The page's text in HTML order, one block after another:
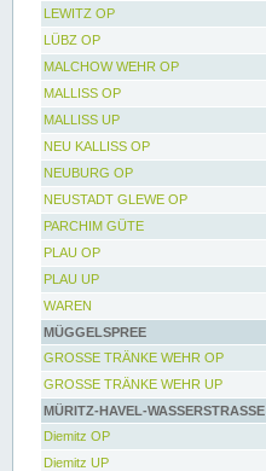
LEWITZ OP
LÜBZ OP
MALCHOW WEHR OP
MALLISS OP
MALLISS UP
NEU KALLISS OP
NEUBURG OP
NEUSTADT GLEWE OP
PARCHIM GÜTE
PLAU OP
PLAU UP
WAREN
MÜGGELSPREE
GROSSE TRÄNKE WEHR OP
GROSSE TRÄNKE WEHR UP
MÜRITZ-HAVEL-WASSERSTRASSE
Diemitz OP
Diemitz UP